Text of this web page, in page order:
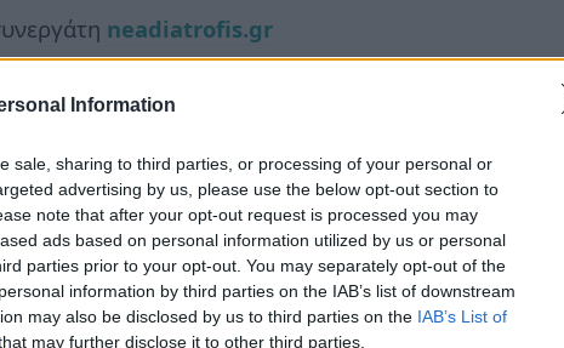
Information
sale, sharing to third parties, or processing of your personal or
advertising by us, please use the below opt-out section to
note that after your opt-out request is processed you may
ads based on personal information utilized by us or personal
parties prior to your opt-out. You may separately opt-out of the
information by third parties on the IAB’s list of downstream
may also be disclosed by us to third parties on the IAB’s List of
may further disclose it to other third parties.
neadiatrofis.gr